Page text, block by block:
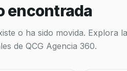
encontrada
o ha sido movida. Explora
de QCG Agencia 360.